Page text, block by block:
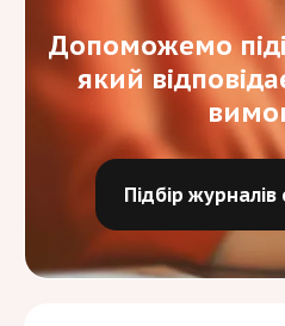
Допоможемо
який
Підбір